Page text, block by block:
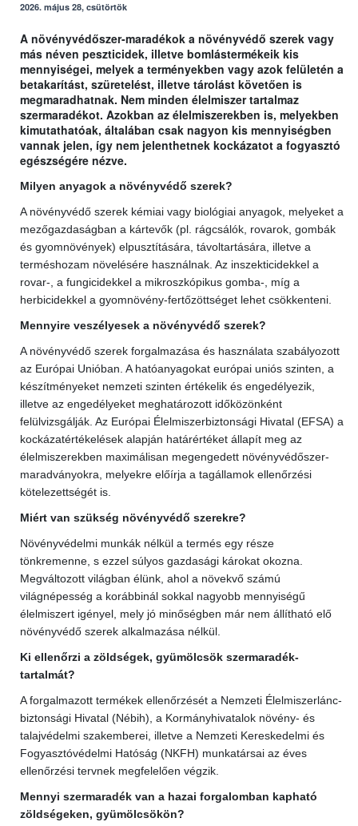
2026. május 28, csütörtök
A növényvédőszer-maradékok a növényvédő szerek vagy
más néven peszticidek, illetve bomlástermékeik kis
mennyiségei, melyek a terményekben vagy azok felületén a
betakarítást, szüretelést, illetve tárolást követően is
megmaradhatnak. Nem minden élelmiszer tartalmaz
szermaradékot. Azokban az élelmiszerekben is, melyekben
kimutathatóak, általában csak nagyon kis mennyiségben
vannak jelen, így nem jelenthetnek kockázatot a fogyasztó
egészségére nézve.
Milyen anyagok a növényvédő szerek?
A növényvédő szerek kémiai vagy biológiai anyagok, melyeket a
mezőgazdaságban a kártevők (pl. rágcsálók, rovarok, gombák
és gyomnövények) elpusztítására, távoltartására, illetve a
terméshozam növelésére használnak. Az inszekticidekkel a
rovar-, a fungicidekkel a mikroszkópikus gomba-, míg a
herbicidekkel a gyomnövény-fertőzöttséget lehet csökkenteni.
Mennyire veszélyesek a növényvédő szerek?
A növényvédő szerek forgalmazása és használata szabályozott
az Európai Unióban. A hatóanyagokat európai uniós szinten, a
készítményeket nemzeti szinten értékelik és engedélyezik,
illetve az engedélyeket meghatározott időközönként
felülvizsgálják. Az Európai Élelmiszerbiztonsági Hivatal (EFSA) a
kockázatértékelések alapján határértéket állapít meg az
élelmiszerekben maximálisan megengedett növényvédőszer-
maradványokra, melyekre előírja a tagállamok ellenőrzési
kötelezettségét is.
Miért van szükség növényvédő szerekre?
Növényvédelmi munkák nélkül a termés egy része
tönkremenne, s ezzel súlyos gazdasági károkat okozna.
Megváltozott világban élünk, ahol a növekvő számú
világnépesség a korábbinál sokkal nagyobb mennyiségű
élelmiszert igényel, mely jó minőségben már nem állítható elő
növényvédő szerek alkalmazása nélkül.
Ki ellenőrzi a zöldségek, gyümölcsök szermaradék-
tartalmát?
A forgalmazott termékek ellenőrzését a Nemzeti Élelmiszerlánc-
biztonsági Hivatal (Nébih), a Kormányhivatalok növény- és
talajvédelmi szakemberei, illetve a Nemzeti Kereskedelmi és
Fogyasztóvédelmi Hatóság (NKFH) munkatársai az éves
ellenőrzési tervnek megfelelően végzik.
Mennyi szermaradék van a hazai forgalomban kapható
zöldségeken, gyümölcsökön?